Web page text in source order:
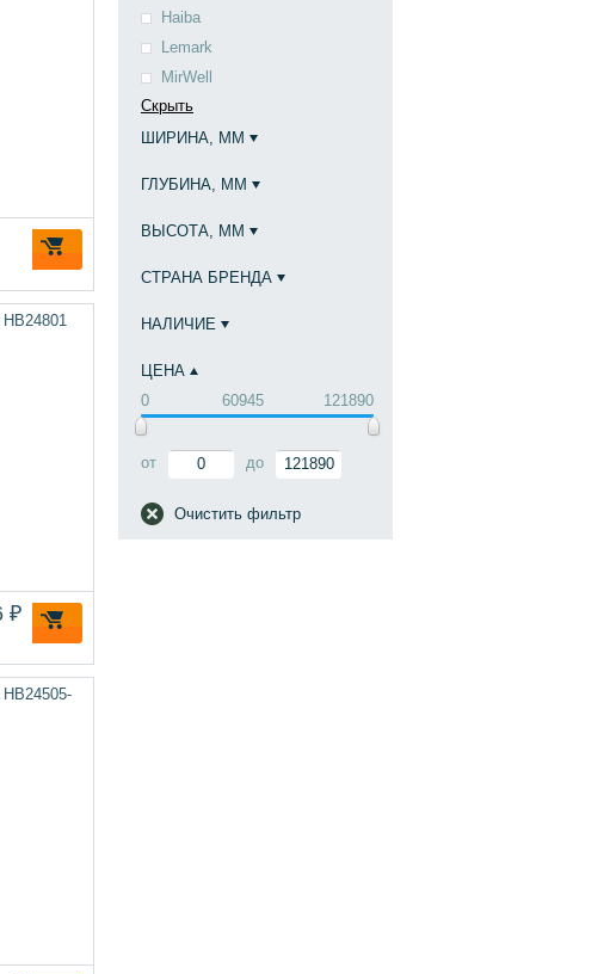
Haiba
Lemark
MirWell
Скрыть
ШИРИНА, ММ
ГЛУБИНА, ММ
ВЫСОТА, ММ
СТРАНА БРЕНДА
НАЛИЧИЕ
ЦЕНА
0
60945 121890
от до
Очистить фильтр
₽